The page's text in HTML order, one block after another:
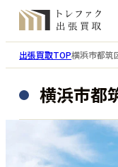
出張買取TOP横浜市都筑
横浜市都